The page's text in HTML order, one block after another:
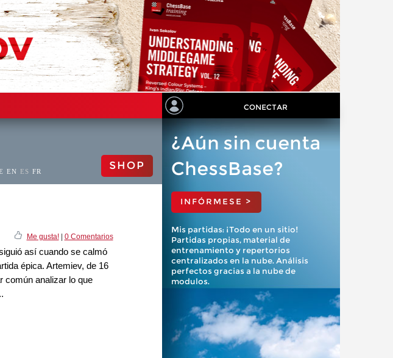
CONECTAR
EN ES FR SHOP
Me gusta!| 0 Comentarios
así cuando se calmó
épica. Artemiev, de 16
común analizar lo que
¿Aún sin cuenta
ChessBase?
INFÓRMESE >
Mis partidas: ¡Todo en un sitio!
Partidas propias, material de
entrenamiento y repertorios
centralizados en la nube. Análisis
perfectos gracias a la nube de
modulos.